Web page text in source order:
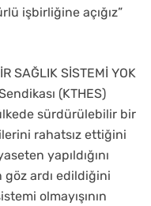
işbirliğine açığız”
SAĞLIK SİSTEMİ YOK
(KTHES)
sürdürülebilir bir
rahatsız ettiğini
yapıldığını
ardı edildiğini
olmayışının